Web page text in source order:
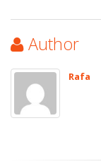
Author
Rafa